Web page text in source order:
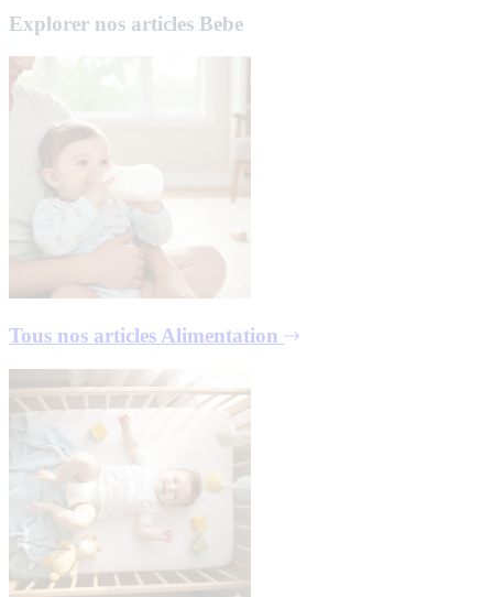
Explorer nos articles Bebe
Tous nos articles Alimentation